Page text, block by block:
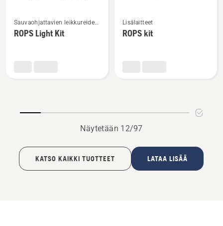
lisätietoja
tuotteesta
Sauvaohjattavien leikkureiden
lisälaitteet
ROPS Light Kit
lisätietoja
tuotteesta
Lisälaitteet
ROPS kit
Näytetään 12/97
KATSO KAIKKI TUOTTEET LATAA LISÄÄ